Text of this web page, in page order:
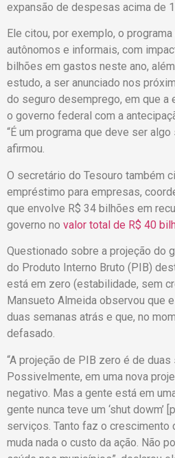
expansão de despesas acima de
Ele citou, por exemplo, o
autônomos e informais, com
bilhões em gastos neste ano,
estudo, a ser anunciado nos
do seguro desemprego, em que a
o governo federal com a
“É um programa que deve ser
afirmou.
O secretário do Tesouro também
empréstimo para empresas,
que envolve R$ 34 bilhões em
governo no valor total de R$ 40
Questionado sobre a projeção do
do Produto Interno Bruto (PIB)
está em zero (estabilidade, sem
Mansueto Almeida observou que
duas semanas atrás e que, no
defasado.
“A projeção de PIB zero é de duas
Possivelmente, em uma nova
negativo. Mas a gente está em
gente nunca teve um ‘shut dowm’
serviços. Tanto faz o crescimento
muda nada o custo da ação. Não